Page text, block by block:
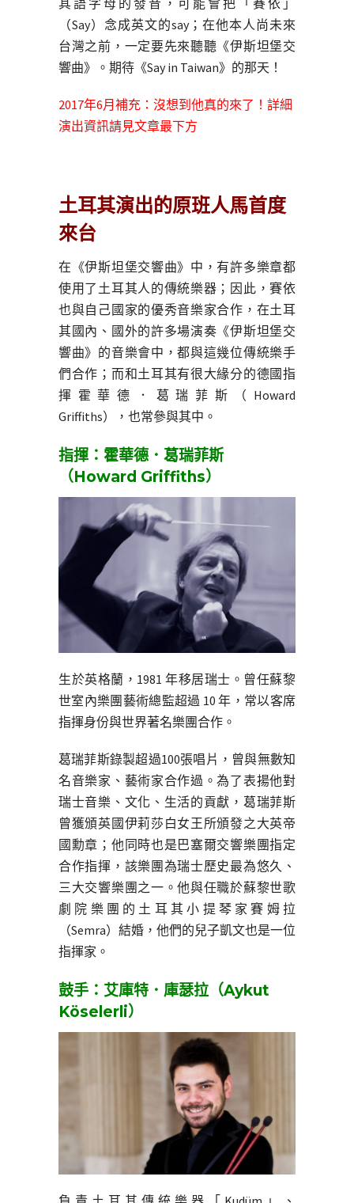
（Say）念成英文的say；在他本人尚未來
台灣之前，一定要先來聽聽《伊斯坦堡交
響曲》。期待《Say in Taiwan》的那天！
2017年6月補充：沒想到他真的來了！詳細
演出資訊請見文章最下方
土耳其演出的原班人馬首度
來台
在《伊斯坦堡交響曲》中，有許多樂章都
使用了土耳其人的傳統樂器；因此，賽依
也與自己國家的優秀音樂家合作，在土耳
其國內、國外的許多場演奏《伊斯坦堡交
響曲》的音樂會中，都與這幾位傳統樂手
們合作；而和土耳其有很大緣分的德國指
揮霍華德．葛瑞菲斯（Howard
Griffiths），也常參與其中。
指揮：霍華德．葛瑞菲斯
（Howard Griffiths）
生於英格蘭，1981 年移居瑞士。曾任蘇黎
世室內樂團藝術總監超過 10 年，常以客席
指揮身份與世界著名樂團合作。
葛瑞菲斯錄製超過100張唱片，曾與無數知
名音樂家、藝術家合作過。為了表揚他對
瑞士音樂、文化、生活的貢獻，葛瑞菲斯
曾獲頒英國伊莉莎白女王所頒發之大英帝
國勳章；他同時也是巴塞爾交響樂團指定
合作指揮，該樂團為瑞士歷史最為悠久、
三大交響樂團之一。他與任職於蘇黎世歌
劇院樂團的土耳其小提琴家賽姆拉
（Semra）結婚，他們的兒子凱文也是一位
指揮家。
鼓手：艾庫特．庫瑟拉（Aykut
Köselerli）